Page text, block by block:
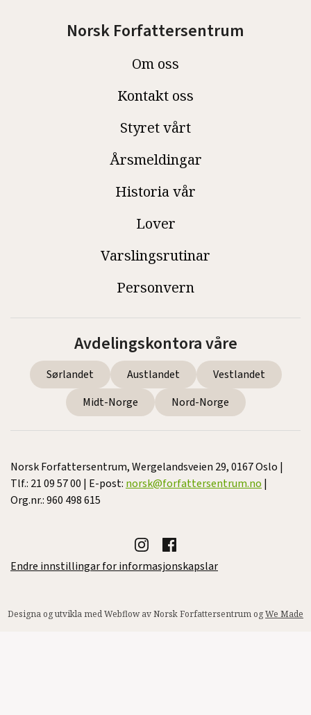
Norsk Forfattersentrum
Om oss
Kontakt oss
Styret vårt
Årsmeldingar
Historia vår
Lover
Varslingsrutinar
Personvern
Avdelingskontora våre
Sørlandet Austlandet
Vestlandet
Midt-Norge
Nord-Norge
Norsk Forfattersentrum, Wergelandsveien 29, 0167 Oslo |
Tlf.: 21 09 57 00 | E-post: norsk@forfattersentrum.no |
Org.nr.: 960 498 615
Endre innstillingar for informasjonskapslar
Designa og utvikla med Webflow av Norsk Forfattersentrum ogWe Made